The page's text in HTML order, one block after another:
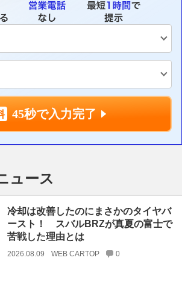
45秒で入力完了
ュース
冷却は改善したのにまさかのタイヤバ
ースト！ スバルBRZが真夏の富士で
苦戦した理由とは
2026.08.09 WEB CARTOP 0